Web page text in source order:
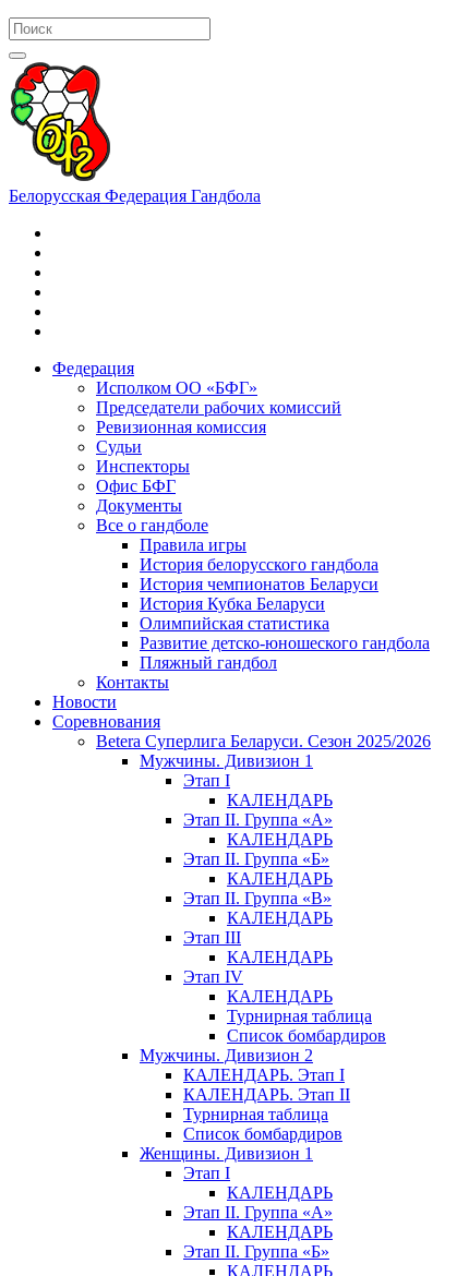
Белорусская Федерация Гандбола
Федерация
Исполком ОО «БФГ»
Председатели рабочих комиссий
Ревизионная комиссия
Судьи
Инспекторы
Офис БФГ
Документы
Все о гандболе
Правила игры
История белорусского гандбола
История чемпионатов Беларуси
История Кубка Беларуси
Олимпийская статистика
Развитие детско-юношеского гандбола
Пляжный гандбол
Контакты
Новости
Соревнования
Betera Суперлига Беларуси. Сезон 2025/2026
Мужчины. Дивизион 1
Этап I
КАЛЕНДАРЬ
Этап II. Группа «А»
КАЛЕНДАРЬ
Этап II. Группа «Б»
КАЛЕНДАРЬ
Этап II. Группа «В»
КАЛЕНДАРЬ
Этап III
КАЛЕНДАРЬ
Этап IV
КАЛЕНДАРЬ
Турнирная таблица
Список бомбардиров
Мужчины. Дивизион 2
КАЛЕНДАРЬ. Этап I
КАЛЕНДАРЬ. Этап II
Турнирная таблица
Список бомбардиров
Женщины. Дивизион 1
Этап I
КАЛЕНДАРЬ
Этап II. Группа «А»
КАЛЕНДАРЬ
Этап II. Группа «Б»
КАЛЕНДАРЬ